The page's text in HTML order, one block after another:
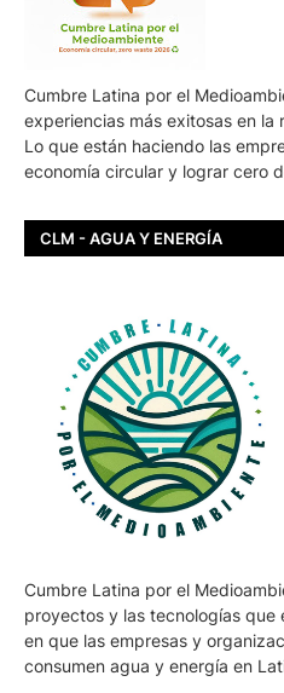
Cumbre Latina por el
experiencias más exitosas en la
Lo que están haciendo las
economía circular y lograr cero
CLM - AGUA Y ENERGÍA
Cumbre Latina por el
proyectos y las tecnologías que
en que las empresas y
consumen agua y energía en